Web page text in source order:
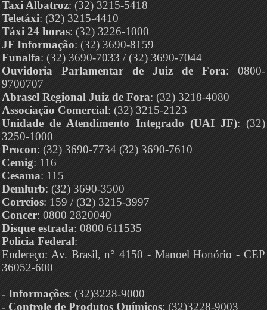
Taxi Albatroz: (32) 3215-5418
Teletáxi: (32) 3215-4410
Táxi 24 horas: (32) 3226-1000
JF Informação: (32) 3690-8159
Funalfa: (32) 3690-7033 / (32) 3690-7044
Ouvidoria Parlamentar de Juiz de Fora: 0800-
9700707
Abrasel Regional Juiz de Fora: (32) 3218-4080
Associação Comercial: (32) 3215-2123
Unidade de Atendimento Integrado (UAI JF): (32)
3250-1000
Procon: (32) 3690-7734 (32) 3690-7610
Cemig: 116
Cesama: 115
Demlurb: (32) 3690-3500
Correios: 159 / (32) 3215-3997
Concer: 0800 2820040
Disque estrada: 0800 611535
Policia Federal:
Endereço: Av. Brasil, n° 4150 - Manoel Honório - CEP
36052-600
- Informações: (32)3228-9000
- Controle de Produtos Químicos: (32)3228-9003